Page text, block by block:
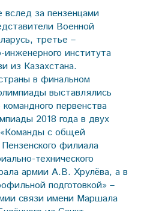
за пензенцами
Военной
третье –
института
из Казахстана.
в финальном
выставлялись
первенства
2018 года в двух
«Команды с общей
филиала
технического
армии А.В. Хрулёва, а в
подготовкой» –
связи имени Маршала